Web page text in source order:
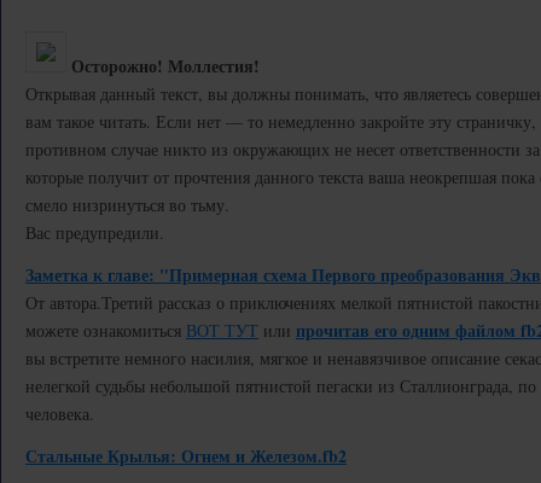
Осторожно! Моллестия!
Открывая данный текст, вы должны понимать, что являетесь
вам такое читать. Если нет — то немедленно закройте эту
противном случае никто из окружающих не несет ответственности
которые получит от прочтения данного текста ваша неокрепшая
смело низринуться во тьму.
Вас предупредили.
Заметка к главе: "Примерная схема Первого преобразования
От автора. Третий рассказ о приключениях мелкой пятнистой
можете ознакомиться ВОТ ТУТ или прочитав его одним файлом
вы встретите немного насилия, мягкое и ненавязчивое описание
нелегкой судьбы небольшой пятнистой пегаски из Сталлионграда,
человека.
Стальные Крылья: Огнем и Железом.fb2